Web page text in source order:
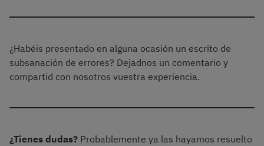
¿Habéis presentado en alguna ocasión un escrito de
subsanación de errores? Dejadnos un comentario y
compartid con nosotros vuestra experiencia.
¿Tienes dudas? Probablemente ya las hayamos resuelto